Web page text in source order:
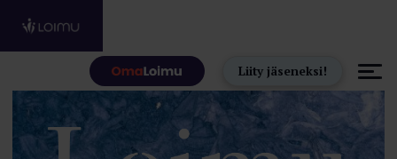
Liity jäseneksi!